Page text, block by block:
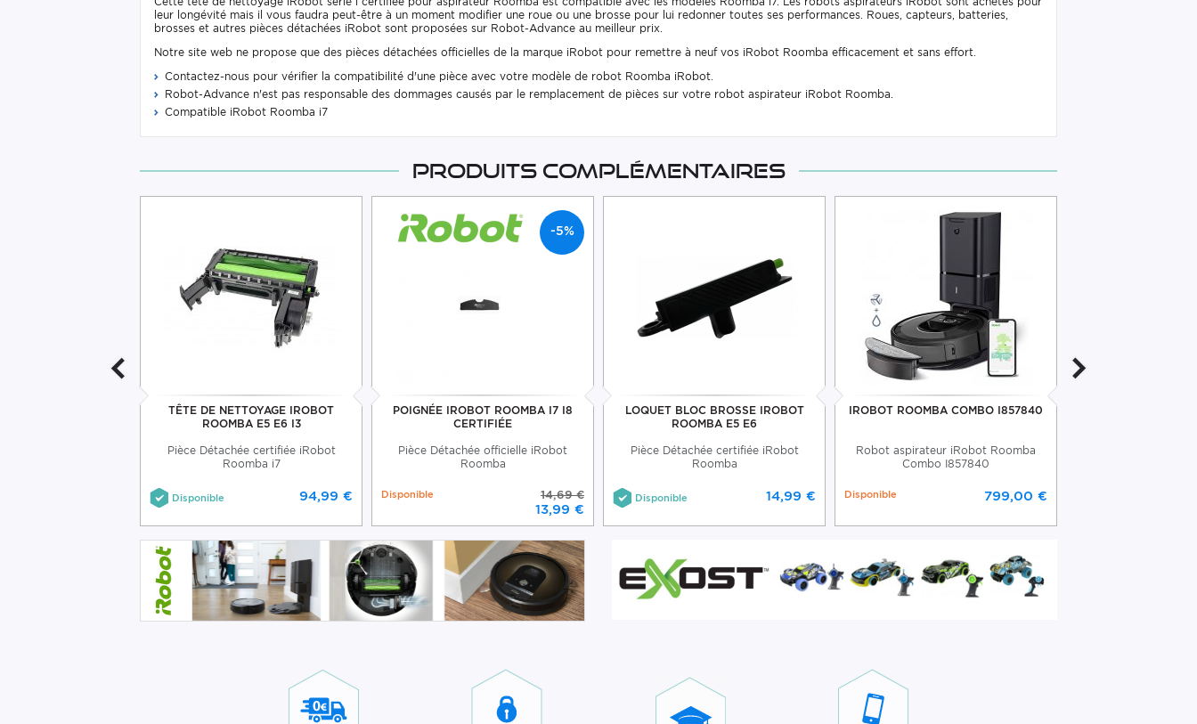
leur longévité mais il vous faudra peut-être à un moment modifier une roue ou une brosse pour lui redonner toutes ses performances. Roues, capteurs, batteries,
brosses et autres pièces détachées iRobot sont proposées sur Robot-Advance au meilleur prix.
Notre site web ne propose que des pièces détachées officielles de la marque iRobot pour remettre à neuf vos iRobot Roomba efficacement et sans effort.
Contactez-nous pour vérifier la compatibilité d'une pièce avec votre modèle de robot Roomba iRobot.
Robot-Advance n'est pas responsable des dommages causés par le remplacement de pièces sur votre robot aspirateur iRobot Roomba.
Compatible iRobot Roomba i7
Produits complémentaires
TÊTE DE NETTOYAGE IROBOT
ROOMBA E5 E6 I3
Pièce Détachée certifiée iRobot
Roomba i7
Disponible 94,99 €
-5%
POIGNÉE IROBOT ROOMBA I7 I8
CERTIFIÉE
Pièce Détachée officielle iRobot
Roomba
Disponible 14,69 €
13,99 €
LOQUET BLOC BROSSE IROBOT
ROOMBA E5 E6
Pièce Détachée certifiée iRobot
Roomba
Disponible 14,99 €
IROBOT ROOMBA COMBO I857840
Robot aspirateur iRobot Roomba
Combo I857840
Disponible 799,00 €